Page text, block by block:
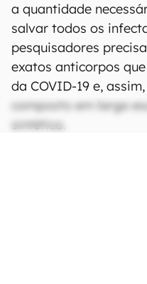
a quantidade
salvar todos os
pesquisadores
exatos anticorpos
da COVID-19 e,
composto em larga
sintético.